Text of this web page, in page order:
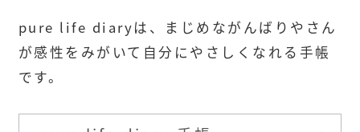
pure life diaryは、まじめながんばりやさん
が感性をみがいて自分にやさしくなれる手帳
です。